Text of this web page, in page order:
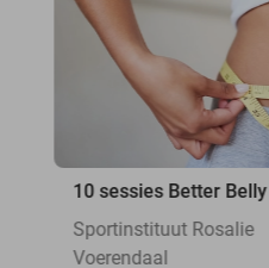
10 sessies Better Belly
Sportinstituut Rosalie
Voerendaal